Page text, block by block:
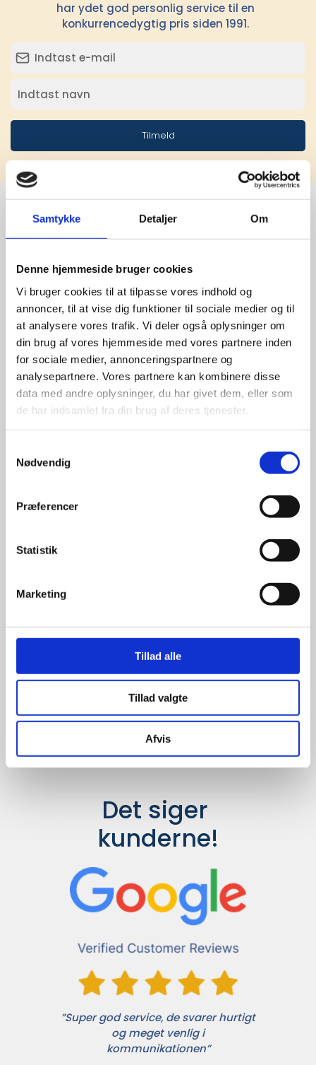
Samtykke Detaljer Om
Denne hjemmeside bruger cookies
Vi bruger cookies til at tilpasse vores indhold og
annoncer, til at vise dig funktioner til sociale medier og til
at analysere vores trafik. Vi deler også oplysninger om
din brug af vores hjemmeside med vores partnere inden
for sociale medier, annonceringspartnere og
analysepartnere. Vores partnere kan kombinere disse
data med andre oplysninger, du har givet dem, eller som
de har indsamlet fra din brug af deres tjenester.
Nødvendig
Præferencer
Statistik
Marketing
Tillad alle
Tillad valgte
Afvis
har ydet god personlig service til en
konkurrencedygtig pris siden 1991.
Tilmeld
Stærke
leverandører
giver større
udvalg
For at sikre høj kvalitet og stor
leveringssikkerhed samarbejder vi
med de største og mest
anerkendte leverandører inden for
promotion.
Udvalget er langt større, så har I en
idé til et konkret produkt, eller et
helt særligt ønske, så send en
forespørgsel tilinfo@syddesign.dk,
så finder vi det helt rigtige produkt
til en konkurrence dygtig pris.
Det siger
kunderne!
”Super god service, de svarer hurtigt
og meget venlig i
kommunikationen”